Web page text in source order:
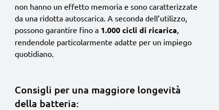
non hanno un effetto memoria e sono caratterizzate
da una ridotta autoscarica. A seconda dell’utilizzo,
possono garantire fino a 1.000 cicli di ricarica,
rendendole particolarmente adatte per un impiego
quotidiano.
Consigli per una maggiore longevità
della batteria: